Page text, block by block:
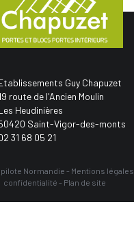
Guy Chapuzet
route de l'Ancien Moulin
Heudinières
Saint-Vigor-des-monts
31 68 05 21
Normandie - Mentions légales
confidentialité - Plan de site